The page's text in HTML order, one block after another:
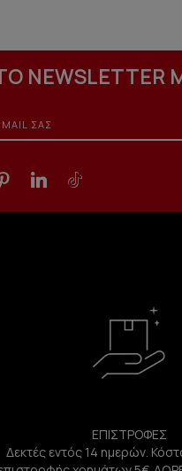
NEWSLETTER
ΕΠΙΣΤΡΟΦΕΣ
Δεκτές εντός 14 ημερών.